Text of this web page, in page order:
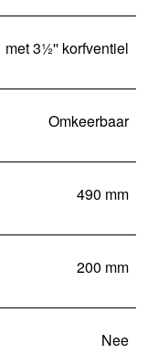
met 3½'' korfventiel
Omkeerbaar
490 mm
200 mm
Nee